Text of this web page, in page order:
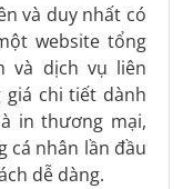
và duy nhất có
website tổng
và dịch vụ liên
giá chi tiết dành
in thương mại,
cá nhân lần đầu
dễ dàng.